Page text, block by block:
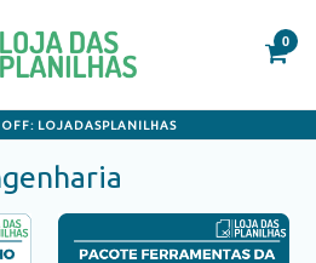
0
LOJADASPLANILHAS